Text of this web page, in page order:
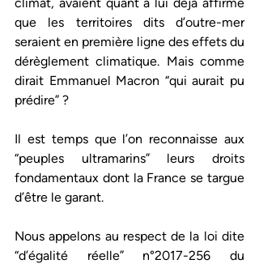
que les territoires dits d’outre-mer
seraient en première ligne des effets du
dérèglement climatique. Mais comme
dirait Emmanuel Macron “qui aurait pu
prédire” ?
Il est temps que l’on reconnaisse aux
“peuples ultramarins” leurs droits
fondamentaux dont la France se targue
d’être le garant.
Nous appelons au respect de la loi dite
“d’égalité réelle” n°2017-256 du